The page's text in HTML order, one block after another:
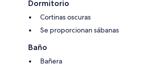
Dormitorio
Cortinas oscuras
Se proporcionan sábanas
Baño
Bañera